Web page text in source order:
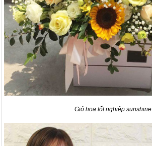
Giỏ hoa tốt nghiệp sunshine